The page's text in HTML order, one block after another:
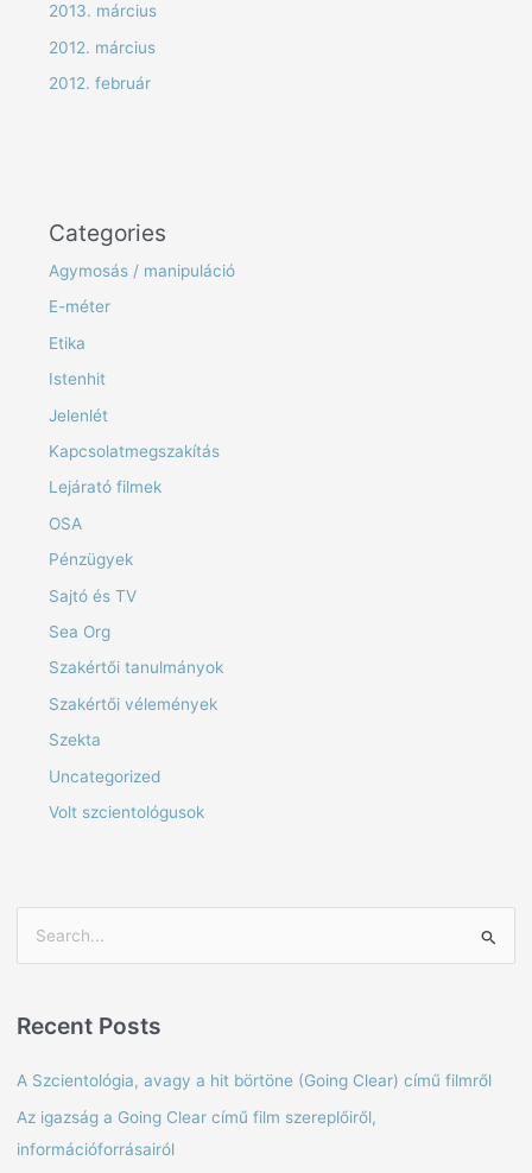
2013. március
2012. március
2012. február
Categories
Agymosás / manipuláció
E-méter
Etika
Istenhit
Jelenlét
Kapcsolatmegszakítás
Lejárató filmek
OSA
Pénzügyek
Sajtó és TV
Sea Org
Szakértői tanulmányok
Szakértői vélemények
Szekta
Uncategorized
Volt szcientológusok
rRecent Posts
A Szcientológia, avagy a hit börtöne (Going Clear) című filmről
Az igazság a Going Clear című film szereplőiről,
információforrásairól